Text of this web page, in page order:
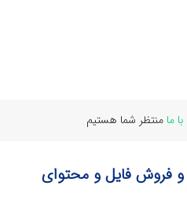
ما منتظر شما هستیم
و فروش فایل و محتوای